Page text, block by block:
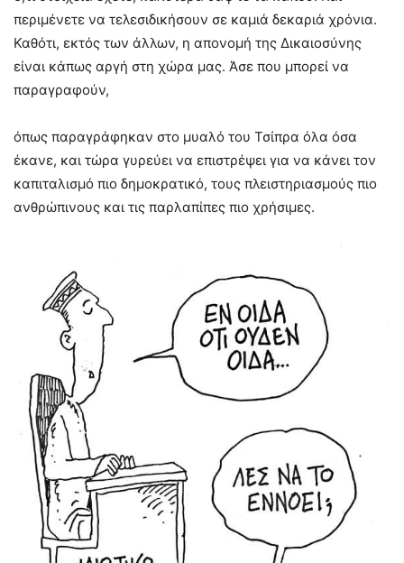
περιμένετε να τελεσιδικήσουν σε καμιά δεκαριά χρόνια.
Καθότι, εκτός των άλλων, η απονομή της Δικαιοσύνης
είναι κάπως αργή στη χώρα μας. Άσε που μπορεί να
παραγραφούν,
όπως παραγράφηκαν στο μυαλό του Τσίπρα όλα όσα
έκανε, και τώρα γυρεύει να επιστρέψει για να κάνει τον
καπιταλισμό πιο δημοκρατικό, τους πλειστηριασμούς πιο
ανθρώπινους και τις παρλαπίπες πιο χρήσιμες.